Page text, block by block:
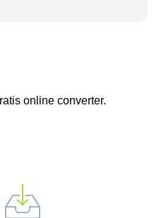
online converter.